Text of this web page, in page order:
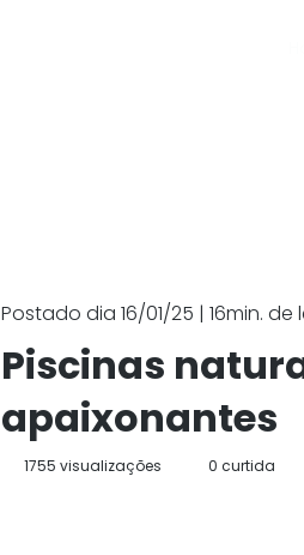
Postado dia 16/01/25 | 16min. de
Piscinas
apaixonantes
0 curtida
1755 visualizações